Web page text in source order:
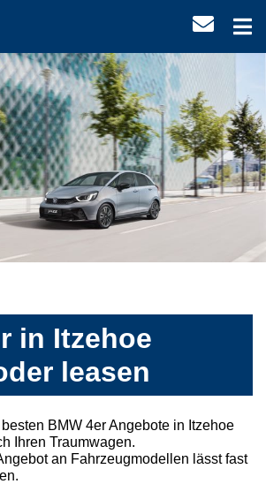
in Itzehoe
leasen
BMW 4er Angebote in Itzehoe
Ihren Traumwagen.
an Fahrzeugmodellen lässt fast